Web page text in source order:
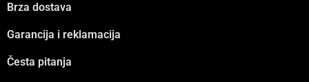
Brza dostava
Garancija i reklamacija
Česta pitanja